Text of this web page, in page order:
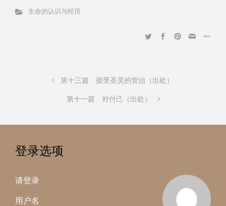
生命的认识与经历
第十三篇 接受圣灵的管治（出处）
第十一篇 对付己（出处）
登录选项
请登录
用户名